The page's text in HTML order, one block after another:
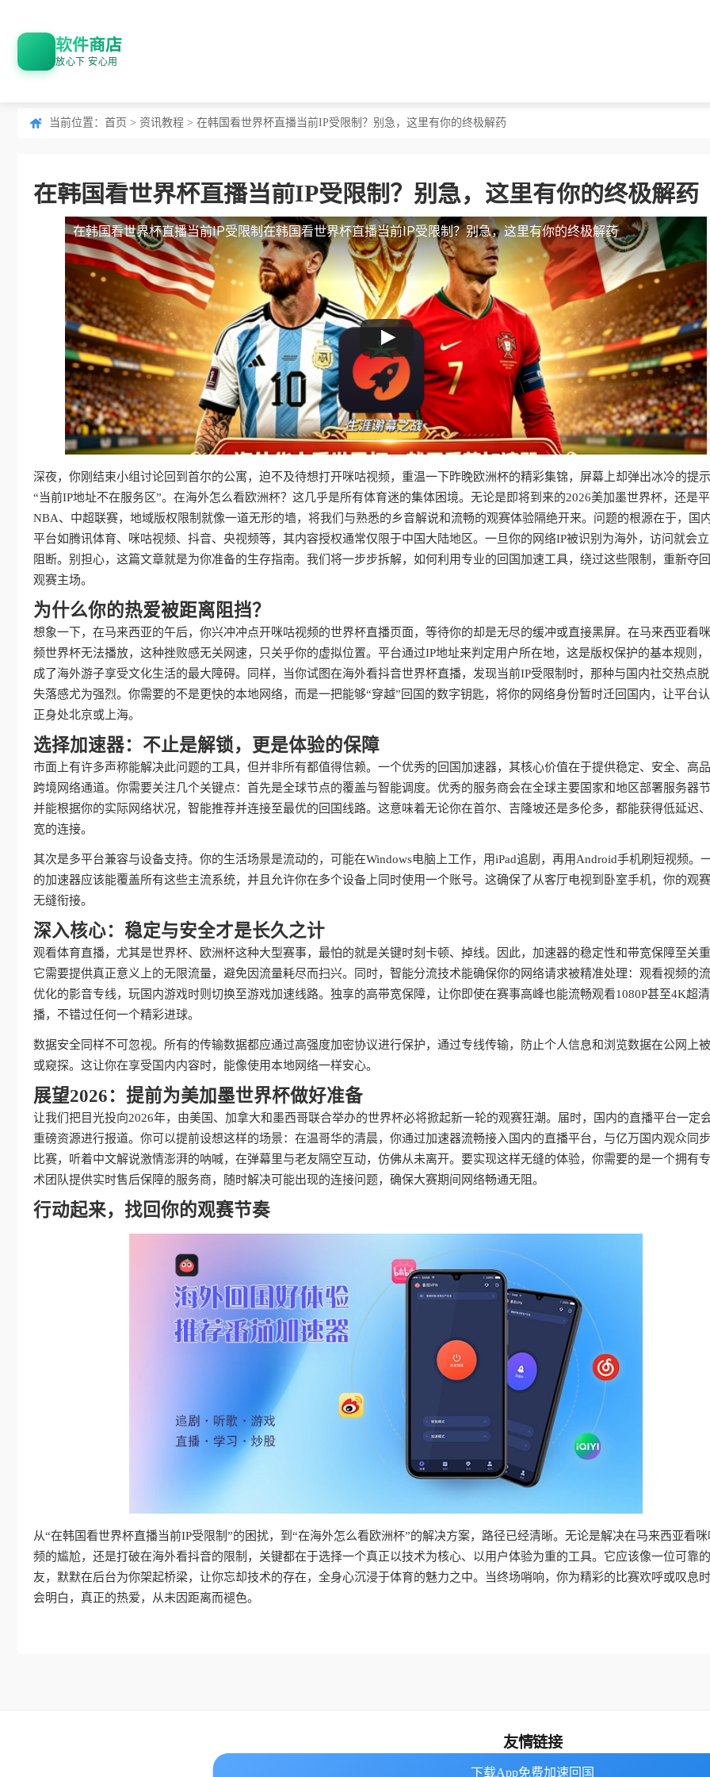
软件商店
放心下 安心用
当前位置： 首页 > 资讯教程 > 在韩国看世界杯直播当前IP受限制？别急，这里有你的终极解药
在韩国看世界杯直播当前IP受限制？别急，这里有你的终极解药
在韩国看世界杯直播当前IP受限制在韩国看世界杯直播当前IP受限制？别急，这里有你的终极解药
深夜，你刚结束小组讨论回到首尔的公寓，迫不及待想打开咪咕视频，重温一下昨晚欧洲杯的精彩集锦，屏幕上却弹出冰冷的提示
“当前IP地址不在服务区”。在海外怎么看欧洲杯？这几乎是所有体育迷的集体困境。无论是即将到来的2026美加墨世界杯，还是
NBA、中超联赛，地域版权限制就像一道无形的墙，将我们与熟悉的乡音解说和流畅的观赛体验隔绝开来。问题的根源在于，国
平台如腾讯体育、咪咕视频、抖音、央视频等，其内容授权通常仅限于中国大陆地区。一旦你的网络IP被识别为海外，访问就会
阻断。别担心，这篇文章就是为你准备的生存指南。我们将一步步拆解，如何利用专业的回国加速工具，绕过这些限制，重新夺
观赛主场。
为什么你的热爱被距离阻挡？
想象一下，在马来西亚的午后，你兴冲冲点开咪咕视频的世界杯直播页面，等待你的却是无尽的缓冲或直接黑屏。在马来西亚看
频世界杯无法播放，这种挫败感无关网速，只关乎你的虚拟位置。平台通过IP地址来判定用户所在地，这是版权保护的基本规则
成了海外游子享受文化生活的最大障碍。同样，当你试图在海外看抖音世界杯直播，发现当前IP受限制时，那种与国内社交热点
失落感尤为强烈。你需要的不是更快的本地网络，而是一把能够“穿越”回国的数字钥匙，将你的网络身份暂时迁回国内，让平台
正身处北京或上海。
选择加速器：不止是解锁，更是体验的保障
市面上有许多声称能解决此问题的工具，但并非所有都值得信赖。一个优秀的回国加速器，其核心价值在于提供稳定、安全、高
跨境网络通道。你需要关注几个关键点：首先是全球节点的覆盖与智能调度。优秀的服务商会在全球主要国家和地区部署服务器节
并能根据你的实际网络状况，智能推荐并连接至最优的回国线路。这意味着无论你在首尔、吉隆坡还是多伦多，都能获得低延迟
宽的连接。
其次是多平台兼容与设备支持。你的生活场景是流动的，可能在Windows电脑上工作，用iPad追剧，再用Android手机刷短视频。
的加速器应该能覆盖所有这些主流系统，并且允许你在多个设备上同时使用一个账号。这确保了从客厅电视到卧室手机，你的观
无缝衔接。
深入核心：稳定与安全才是长久之计
观看体育直播，尤其是世界杯、欧洲杯这种大型赛事，最怕的就是关键时刻卡顿、掉线。因此，加速器的稳定性和带宽保障至关重
它需要提供真正意义上的无限流量，避免因流量耗尽而扫兴。同时，智能分流技术能确保你的网络请求被精准处理：观看视频的
优化的影音专线，玩国内游戏时则切换至游戏加速线路。独享的高带宽保障，让你即使在赛事高峰也能流畅观看1080P甚至4K超
播，不错过任何一个精彩进球。
数据安全同样不可忽视。所有的传输数据都应通过高强度加密协议进行保护，通过专线传输，防止个人信息和浏览数据在公网上
或窥探。这让你在享受国内内容时，能像使用本地网络一样安心。
展望2026：提前为美加墨世界杯做好准备
让我们把目光投向2026年，由美国、加拿大和墨西哥联合举办的世界杯必将掀起新一轮的观赛狂潮。届时，国内的直播平台一定
重磅资源进行报道。你可以提前设想这样的场景：在温哥华的清晨，你通过加速器流畅接入国内的直播平台，与亿万国内观众同
比赛，听着中文解说激情澎湃的呐喊，在弹幕里与老友隔空互动，仿佛从未离开。要实现这样无缝的体验，你需要的是一个拥有
术团队提供实时售后保障的服务商，随时解决可能出现的连接问题，确保大赛期间网络畅通无阻。
行动起来，找回你的观赛节奏
从“在韩国看世界杯直播当前IP受限制”的困扰，到“在海外怎么看欧洲杯”的解决方案，路径已经清晰。无论是解决在马来西亚看
频的尴尬，还是打破在海外看抖音的限制，关键都在于选择一个真正以技术为核心、以用户体验为重的工具。它应该像一位可靠
友，默默在后台为你架起桥梁，让你忘却技术的存在，全身心沉浸于体育的魅力之中。当终场哨响，你为精彩的比赛欢呼或叹息
会明白，真正的热爱，从未因距离而褪色。
下载App免费加速回国
下载App免费加速回国
友情链接